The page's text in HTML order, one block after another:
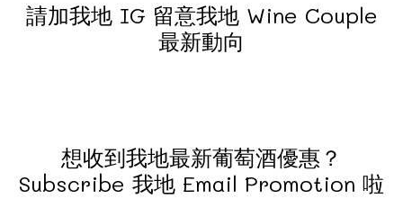
請加我地 IG 留意我地 Wine Couple
最新動向
想收到我地最新葡萄酒優惠？
Subscribe 我地 Email Promotion 啦